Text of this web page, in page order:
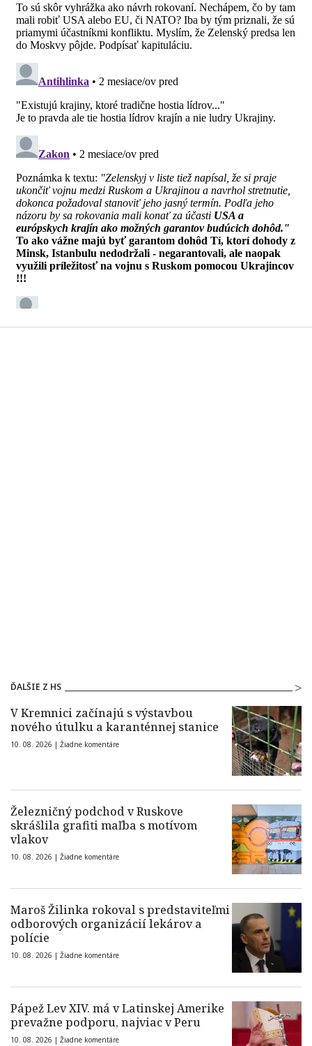
ĎALŠIE Z HS
V Kremnici začínajú s výstavbou
nového útulku a karanténnej stanice
10. 08. 2026 | Žiadne komentáre
Železničný podchod v Ruskove
skrášlila grafiti maľba s motívom
vlakov
10. 08. 2026 | Žiadne komentáre
Maroš Žilinka rokoval s predstaviteľmi
odborových organizácií lekárov a
polície
10. 08. 2026 | Žiadne komentáre
Pápež Lev XIV. má v Latinskej Amerike
prevažne podporu, najviac v Peru
10. 08. 2026 | Žiadne komentáre